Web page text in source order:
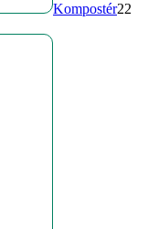
Kompostér22